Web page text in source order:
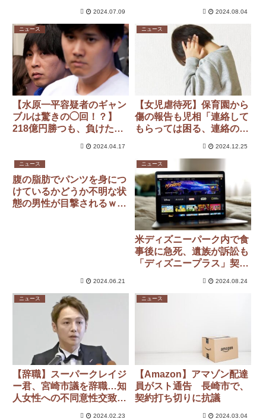
2024.07.09 2024.08.04
ニュース
【水原一平容疑者のギャン
ブルは驚きの◯回！？】
218億円勝つも、負けた金
2024.04.17
ニュース
【女児虐待死】保育園から
傷の報告も児相「連絡して
もらっては困る、連絡の度
2024.12.25
ニュース
腹の脂肪でパンツを身につ
けているかどうか不明な状
態の男性が目撃されるｗｗ
2024.06.21
ニュース
米ディズニーパーク内で食
事後に急死、遺族が訴訟も
「ディズニープラス」契約
2024.08.24
ニュース
【辞職】スーパークレイジ
ー君、宮崎市議を辞職…知
人女性への不同意性交致傷
2024.02.23
ニュース
【Amazon】アマゾン配達
員がスト通告 長崎市で、
契約打ち切りに抗議
2024.03.04